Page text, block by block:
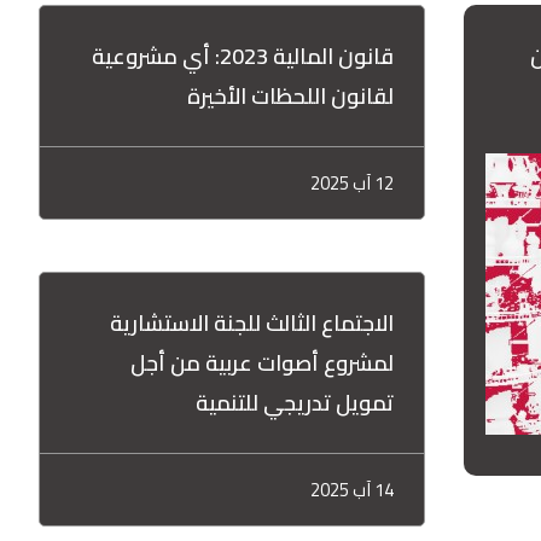
أزمة الدين السيادي في الأردن: التحديات
واستدامة المالية العامة
3 العراق - ارتفاع الدين العام
قانون المالية 2023: أي مشروعية
لقانون اللحظات الأخيرة
12 آب 2025
الاجتماع الثالث للجنة الاستشارية
لمشروع أصوات عربية من أجل
تمويل تدريجي للتنمية
14 آب 2025